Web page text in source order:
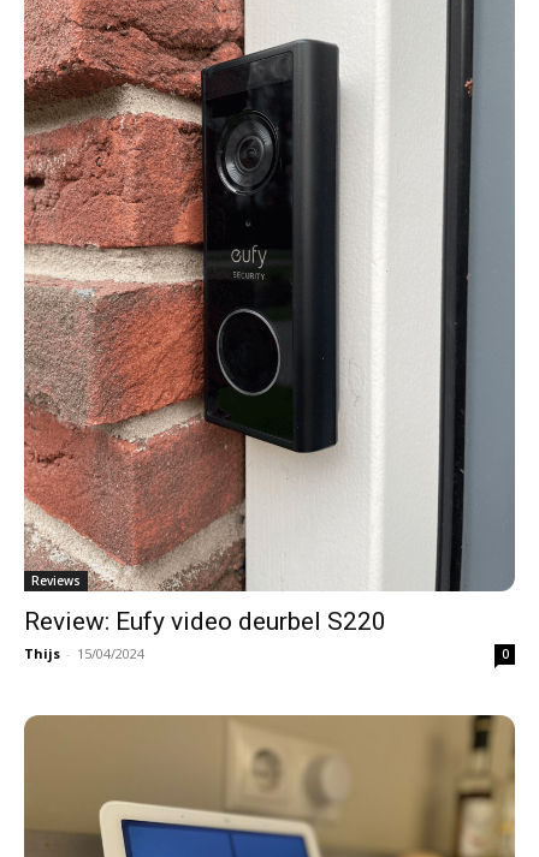
Reviews
Review: Eufy video deurbel S220
Thijs - 15/04/2024 0